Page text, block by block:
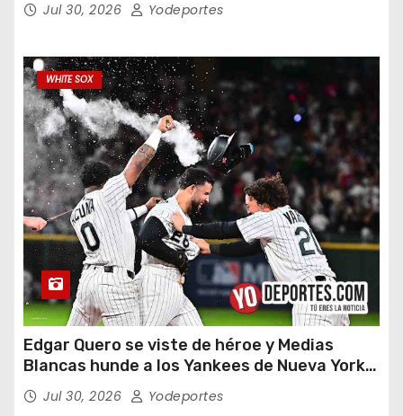
Jul 30, 2026 Yodeportes
WHITE SOX
Edgar Quero se viste de héroe y Medias
Blancas hunde a los Yankees de Nueva York
en doce entradas
Jul 30, 2026 Yodeportes